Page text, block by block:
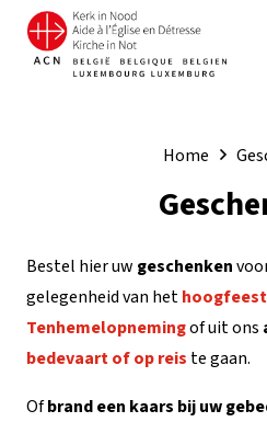
Home
Bestel hier uw geschenken
gelegenheid van hethoogfeest
Tenhemelopnemingof uit ons
bedevaart of op reis te gaan.
Ofbrand een kaars bij uw